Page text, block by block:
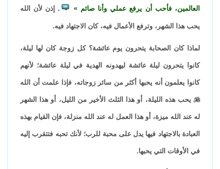
العالمين، فأحب أن يرفع عملي وأنا صائم . إذن لأن الله
يحب هذا الشهر، وترفع الأعمال فيه، كان الاجتهاد فيه.
لماذا كان الصحابة يتحرون يوم عائشة؟ كل زوجة كان لها ليلة،
كانوا يتحرون ليلة عائشة ليهدونه الهدية في ليلة عائشة؛ لأنهم
كانوا يعلمون أنه يحبها أكثر من سائر زوجاته، فإذا علمت أن الله
 يحب هذه الليلة، أو هذا الثلث الأخير من الليل، أو هذا الشهر
له عند الله ميزة، أو هذا العمل له عند الله منزلة، فإن القيام بهذه
العبادة بالاجتهاد فيها يدل على محبة للرب؛ لأنك تحبه فتتقرب إليه
في الأوقات التي يحبها.